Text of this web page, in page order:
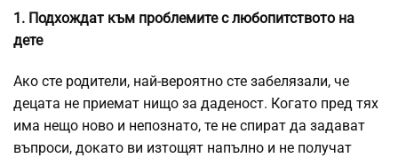
1. Подхождат към проблемите с любопитството на
дете
Ако сте родители, най-вероятно сте забелязали, че
децата не приемат нищо за даденост. Когато пред тях
има нещо ново и непознато, те не спират да задават
въпроси, докато ви изтощят напълно и не получат